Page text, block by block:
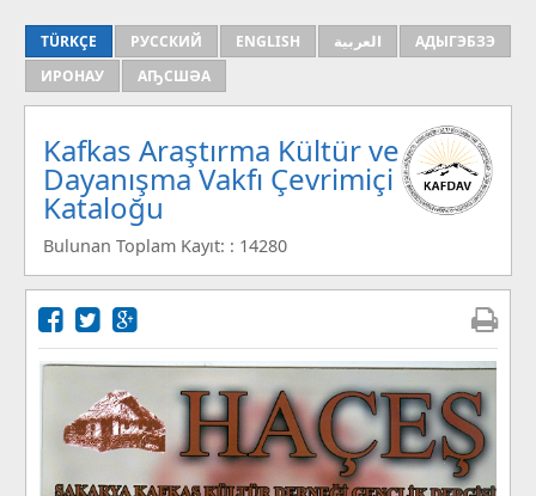
TÜRKÇE РУССКИЙ ENGLISH العربية
АДЫГЭБЗЭ
ИРОНАУ
АҦСШӘА
Kafkas Araştırma Kültür ve
Dayanışma Vakfı Çevrimiçi
Kataloğu
Bulunan Toplam Kayıt: : 14280